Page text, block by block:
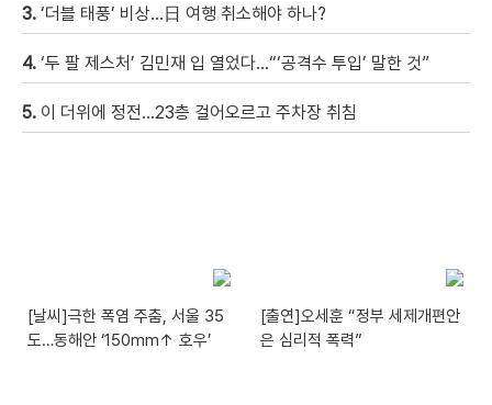
3. ‘더블 태풍’ 비상…日 여행 취소해야 하나?
4. ‘두 팔 제스처’ 김민재 입 열었다…“‘공격수 투입’ 말한 것”
5. 이 더위에 정전…23층 걸어오르고 주차장 취침
[날씨]극한 폭염 주춤, 서울 35
도…동해안 ‘150mm↑ 호우’
[출연]오세훈 “정부 세제개편안
은 심리적 폭력”